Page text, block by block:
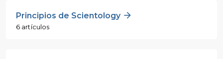
Principios de Scientology
6 artículos